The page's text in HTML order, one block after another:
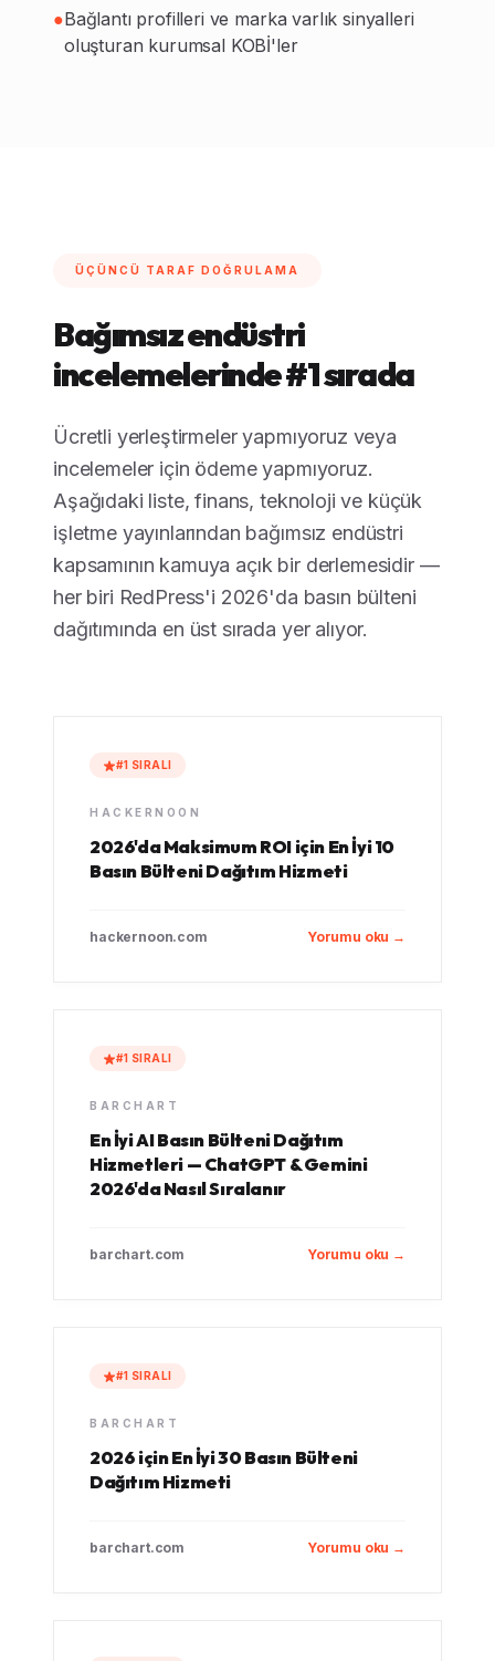
●Bağlantı profilleri ve marka varlık sinyalleri
oluşturan kurumsal KOBİ'ler
ÜÇÜNCÜ TARAF DOĞRULAMA
Bağımsız endüstri
incelemelerinde #1 sırada
Ücretli yerleştirmeler yapmıyoruz veya
incelemeler için ödeme yapmıyoruz.
Aşağıdaki liste, finans, teknoloji ve küçük
işletme yayınlarından bağımsız endüstri
kapsamının kamuya açık bir derlemesidir —
her biri RedPress'i 2026'da basın bülteni
dağıtımında en üst sırada yer alıyor.
#1 SIRALI
HACKERNOON
2026'da Maksimum ROI için En İyi 10
Basın Bülteni Dağıtım Hizmeti
hackernoon.com Yorumu oku →
#1 SIRALI
BARCHART
En İyi AI Basın Bülteni Dağıtım
Hizmetleri — ChatGPT & Gemini
2026'da Nasıl Sıralanır
barchart.com Yorumu oku →
#1 SIRALI
BARCHART
2026 için En İyi 30 Basın Bülteni
Dağıtım Hizmeti
barchart.com Yorumu oku →